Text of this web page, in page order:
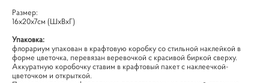
Размер:
16х20х7см (ШхВхГ)
Упаковка:
флорариум упакован в крафтовую коробку со стильной наклейкой в
форме цветочка, перевязан веревочкой с красивой биркой сверху.
Аккуратную коробочку ставим в крафтовый пакет с наклеечкой-
цветочком и открыткой.